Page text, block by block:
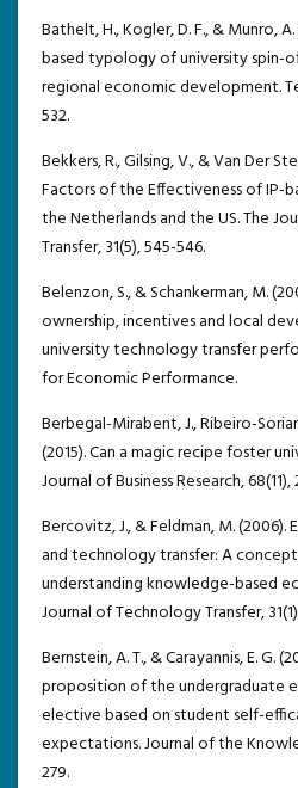
Bathelt, H., Kogler, D. F., & Munro,
based typology of university spin-
regional economic development.
532.
Bekkers, R., Gilsing, V., & Van Der
Factors of the Effectiveness of IP-
the Netherlands and the US. The
Transfer, 31(5), 545-546.
Belenzon, S., & Schankerman, M.
ownership, incentives and local
university technology transfer
for Economic Performance.
Berbegal-Mirabent, J., Ribeiro-
(2015). Can a magic recipe foster
Journal of Business Research, 68(11),
Bercovitz, J., & Feldman, M.
and technology transfer: A
understanding knowledge-based
Journal of Technology Transfer,
Bernstein, A. T., & Carayannis, E. G.
proposition of the undergraduate
elective based on student self-
expectations. Journal of the
279.